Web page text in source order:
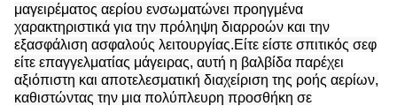
μαγειρέματος αερίου ενσωματώνει προηγμένα
χαρακτηριστικά για την πρόληψη διαρροών και την
εξασφάλιση ασφαλούς λειτουργίας.Είτε είστε σπιτικός σεφ
είτε επαγγελματίας μάγειρας, αυτή η βαλβίδα παρέχει
αξιόπιστη και αποτελεσματική διαχείριση της ροής αερίων,
καθιστώντας την μια πολύπλευρη προσθήκη σε